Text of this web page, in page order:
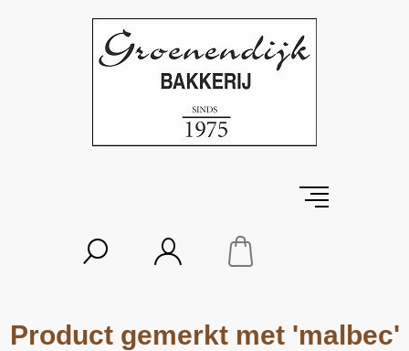
Product gemerkt met 'malbec'